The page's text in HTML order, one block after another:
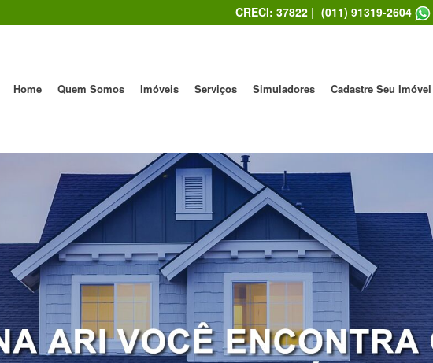
CRECI: 37822 | (011) 91319-2604
Home Quem Somos Imóveis Serviços Simuladores Cadastre Seu Imóvel